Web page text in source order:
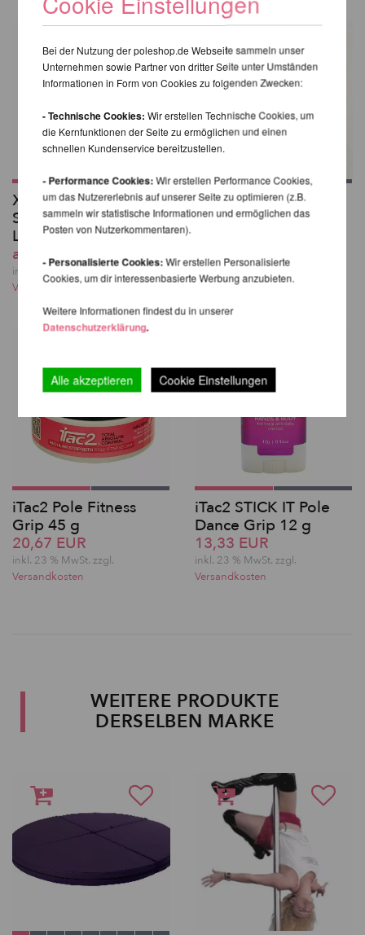
X-Pole Pro XPert
Spinning Pole mit X-
Lock
ab 412,41 EUR
inkl. 23 % MwSt. zzgl.
Versandkosten
Poledancerka
Knieschützer©
Versandkosten
iTac2 Pole Fitness
Grip 45 g
20,67 EUR
inkl. 23 % MwSt. zzgl.
Versandkosten
iTac2 STICK IT Pole
Dance Grip 12 g
13,33 EUR
inkl. 23 % MwSt. zzgl.
Versandkosten
WEITERE PRODUKTE
DERSELBEN MARKE
Bei der Nutzung der poleshop.de Webseite sammeln unser
Unternehmen sowie Partner von dritter Seite unter Umständen
Informationen in Form von Cookies zu folgenden Zwecken:
- Technische Cookies: Wir erstellen Technische Cookies, um
die Kernfunktionen der Seite zu ermöglichen und einen
schnellen Kundenservice bereitzustellen.
- Performance Cookies:Wir erstellen Performance Cookies,
um das Nutzererlebnis auf unserer Seite zu optimieren (z.B.
sammeln wir statistische Informationen und ermöglichen das
Posten von Nutzerkommentaren).
- Personalisierte Cookies:Wir erstellen Personalisierte
Cookies, um dir interessenbasierte Werbung anzubieten.
Weitere Informationen findest du in unserer
Datenschutzerklärung.
Alle akzeptieren Cookie Einstellungen